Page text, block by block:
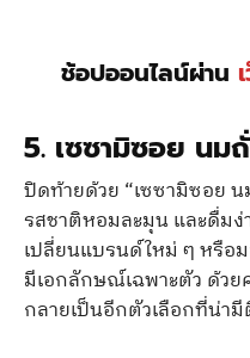
ช้อปออนไลน์ผ่าน
5. เซซามิซอย นม
ปิดท้ายด้วย “เซซามิซอย น
รสชาติหอมละมุน และดื่ม
เปลี่ยนแบรนด์ใหม่ ๆ หรือ
มีเอกลักษณ์เฉพาะตัว ด้วย
กลายเป็นอีกตัวเลือกที่น่า